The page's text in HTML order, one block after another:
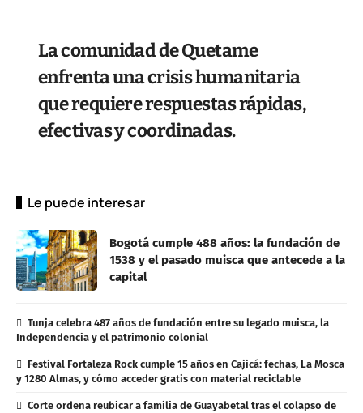
La comunidad de Quetame
enfrenta una crisis humanitaria
que requiere respuestas rápidas,
efectivas y coordinadas.
Le puede interesar
Bogotá cumple 488 años: la fundación de
1538 y el pasado muisca que antecede a la
capital
Tunja celebra 487 años de fundación entre su legado muisca, la
Independencia y el patrimonio colonial
Festival Fortaleza Rock cumple 15 años en Cajicá: fechas, La Mosca
y 1280 Almas, y cómo acceder gratis con material reciclable
Corte ordena reubicar a familia de Guayabetal tras el colapso de